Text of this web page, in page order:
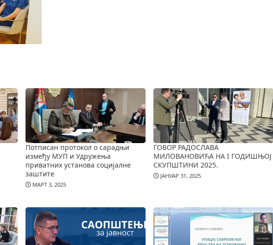
Потписан протокол о сарадњи
између МУП и Удружења
приватних установа социјалне
заштите
МАРТ 3, 2025
ГОВОР РАДОСЛАВА
МИЛОВАНОВИЋА НА I ГОДИШЊОЈ
СКУПШТИНИ 2025.
ЈАНУАР 31, 2025